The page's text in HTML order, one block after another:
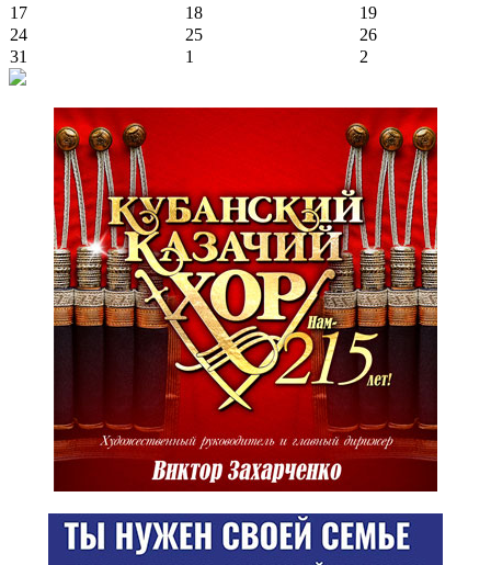
17 18
19
24
25
26
31
1 2